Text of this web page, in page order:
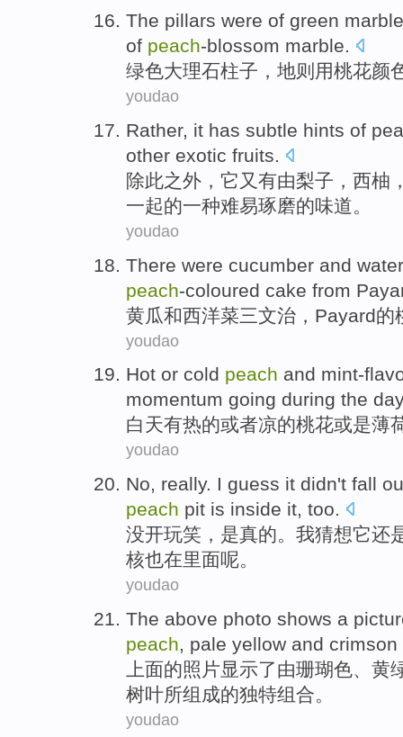
The pillars were of green marble
of peach-blossom marble.
绿色大理石柱子 ， 地则用桃花颜
youdao
Rather, it has subtle hints of
other exotic fruits.
除此之外， 它 又 有由梨子，西柚
一起的一种难易琢磨的味道。
youdao
There were cucumber and
peach-coloured cake from
黄瓜和西洋菜三文治 ， Payard的
youdao
Hot or cold peach and mint-
momentum going during the
白天有热的或者凉的桃花或是薄
youdao
No, really. I guess it didn't fall
peach pit is inside it, too.
没开玩笑， 是真的。 我猜想它还
核也在里面呢。
youdao
The above photo shows a
peach, pale yellow and crimson
上面的照片显示了由珊瑚色、 黄
树叶所组成的独特组合。
youdao